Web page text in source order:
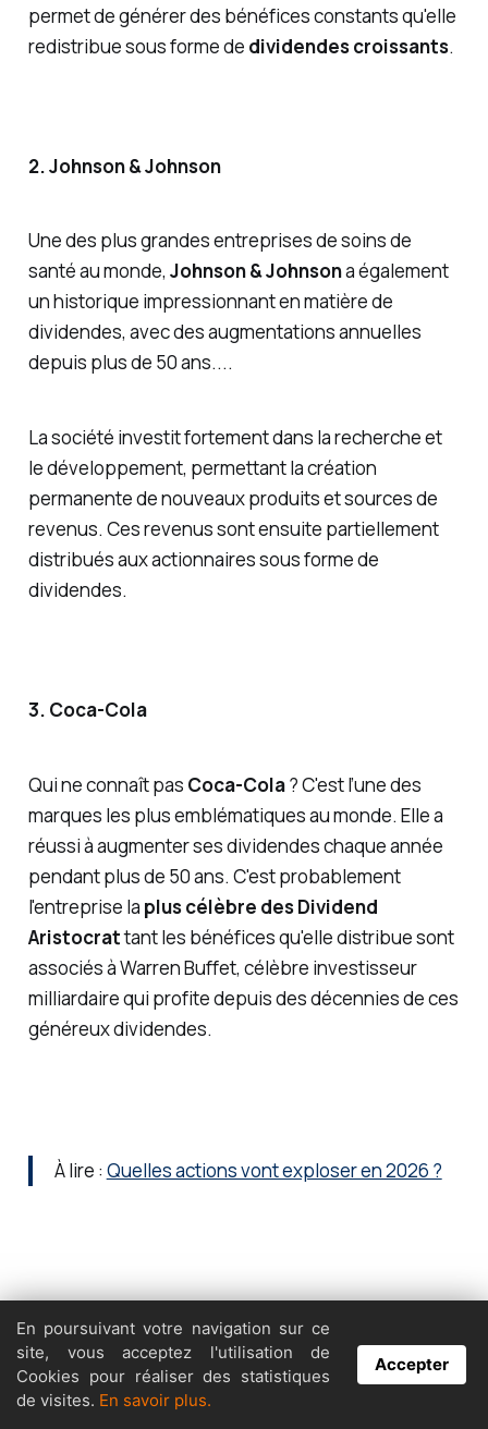
permet de générer des bénéfices constants qu'elle
redistribue sous forme de dividendes croissants.
2. Johnson & Johnson
Une des plus grandes entreprises de soins de
santé au monde, Johnson & Johnsona également
un historique impressionnant en matière de
dividendes, avec des augmentations annuelles
depuis plus de 50 ans....
La société investit fortement dans la recherche et
le développement, permettant la création
permanente de nouveaux produits et sources de
revenus. Ces revenus sont ensuite partiellement
distribués aux actionnaires sous forme de
dividendes.
3. Coca-Cola
Qui ne connaît pas Coca-Cola? C'est l’une des
marques les plus emblématiques au monde. Elle a
réussi à augmenter ses dividendes chaque année
pendant plus de 50 ans. C'est probablement
l'entreprise la plus célèbre des Dividend
Aristocrattant les bénéfices qu'elle distribue sont
associés à Warren Buffet, célèbre investisseur
milliardaire qui profite depuis des décennies de ces
généreux dividendes.
À lire : Quelles actions vont exploser en 2026 ?
IBM
IBM, un pilier dans le domaine des technologies de
En poursuivant votre navigation sur ce
site, vous acceptez l'utilisation de
Cookies pour réaliser des statistiques
de visites. En savoir plus.
Accepter